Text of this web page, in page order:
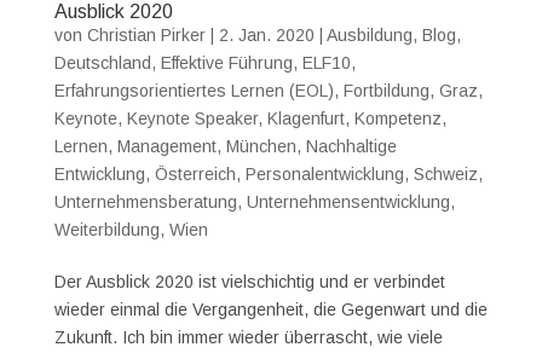
Ausblick 2020
von Christian Pirker| 2. Jan. 2020 Ausbildung, Blog,
Deutschland, Effektive Führung, ELF10,
Erfahrungsorientiertes Lernen (EOL), Fortbildung, Graz,
Keynote, Keynote Speaker, Klagenfurt, Kompetenz,
Lernen, Management, München, Nachhaltige
Entwicklung, Österreich, Personalentwicklung, Schweiz,
Unternehmensberatung, Unternehmensentwicklung,
Weiterbildung, Wien
Der Ausblick 2020 ist vielschichtig und er verbindet
wieder einmal die Vergangenheit, die Gegenwart und die
Zukunft. Ich bin immer wieder überrascht, wie viele